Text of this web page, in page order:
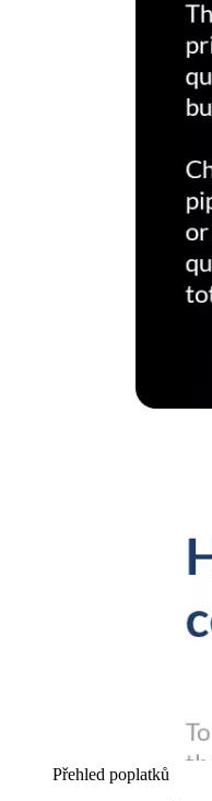
Přehled poplatků